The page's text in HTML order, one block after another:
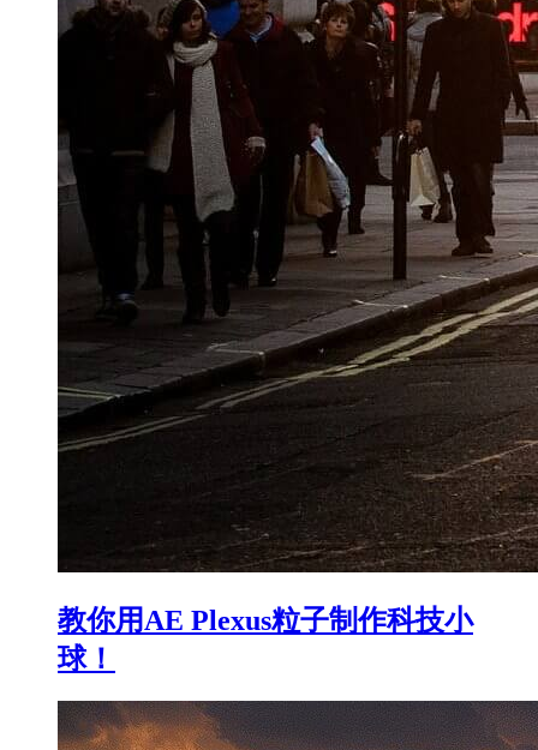
教你用AE Plexus粒子制作科技小
球！